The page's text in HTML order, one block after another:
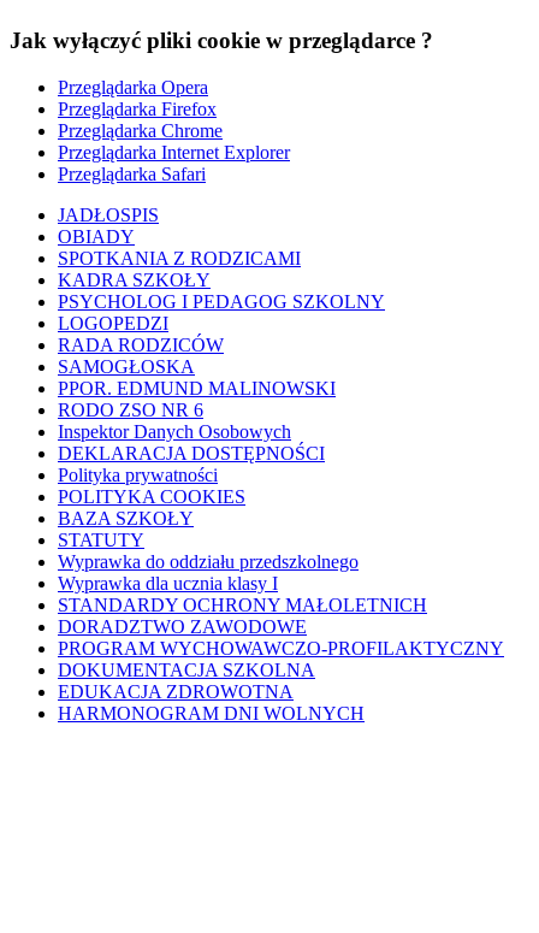
Jak wyłączyć pliki cookie w przeglądarce ?
Przeglądarka Opera
Przeglądarka Firefox
Przeglądarka Chrome
Przeglądarka Internet Explorer
Przeglądarka Safari
JADŁOSPIS
OBIADY
SPOTKANIA Z RODZICAMI
KADRA SZKOŁY
PSYCHOLOG I PEDAGOG SZKOLNY
LOGOPEDZI
RADA RODZICÓW
SAMOGŁOSKA
PPOR. EDMUND MALINOWSKI
RODO ZSO NR 6
Inspektor Danych Osobowych
DEKLARACJA DOSTĘPNOŚCI
Polityka prywatności
POLITYKA COOKIES
BAZA SZKOŁY
STATUTY
Wyprawka do oddziału przedszkolnego
Wyprawka dla ucznia klasy I
STANDARDY OCHRONY MAŁOLETNICH
DORADZTWO ZAWODOWE
PROGRAM WYCHOWAWCZO-PROFILAKTYCZNY
DOKUMENTACJA SZKOLNA
EDUKACJA ZDROWOTNA
HARMONOGRAM DNI WOLNYCH